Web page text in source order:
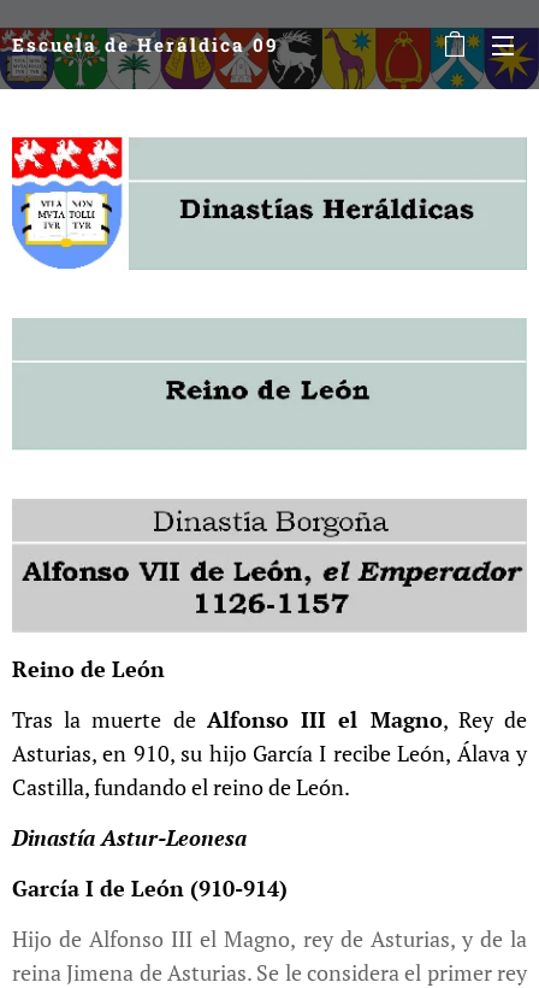
Escuela de Heráldica 09
Reino de León
Tras la muerte de Alfonso III el Magno, Rey de
Asturias, en 910, su hijo García I recibe León, Álava y
Castilla, fundando el reino de León.
Dinastía Astur-Leonesa
García I de León (910-914)
Hijo de Alfonso III el Magno, rey de Asturias, y de la
reina Jimena de Asturias. Se le considera el primer rey